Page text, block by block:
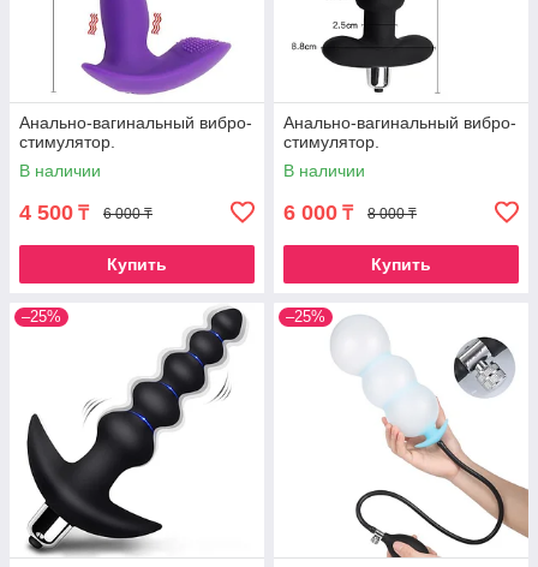
Анально-вагинальный вибро-
стимулятор.
В наличии
4 500 ₸ 6 000 ₸
Купить
Анально-вагинальный вибро-
стимулятор.
В наличии
6 000 ₸ 8 000 ₸
Купить
–25% –25%